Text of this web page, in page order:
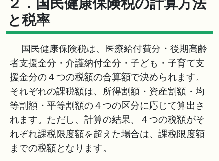
２．国民健康保険税の計算方法
と税率
国民健康保険税は、医療給付費分・後期高齢
者支援金分・介護納付金分・子ども・子育て支
援金分の４つの税額の合算額で決められます。
それぞれの課税額は、所得割額・資産割額・均
等割額・平等割額の４つの区分に応じて算出さ
れます。ただし、計算の結果、４つの税額がそ
れぞれ課税限度額を超えた場合は、課税限度額
までの税額となります。